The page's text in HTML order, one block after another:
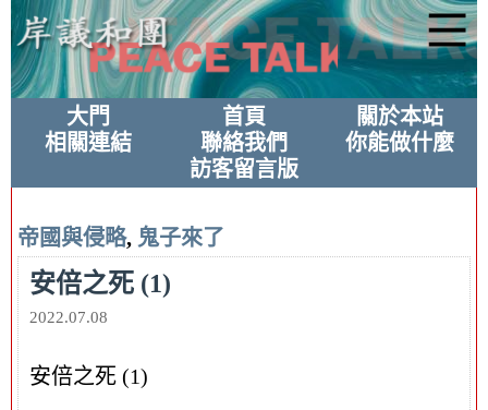
大門 首頁
關於本站
相關連結
聯絡我們
你能做什麼
訪客留言版
帝國與侵略, 鬼子來了
安倍之死 (1)
2022.07.08
安倍之死 (1)